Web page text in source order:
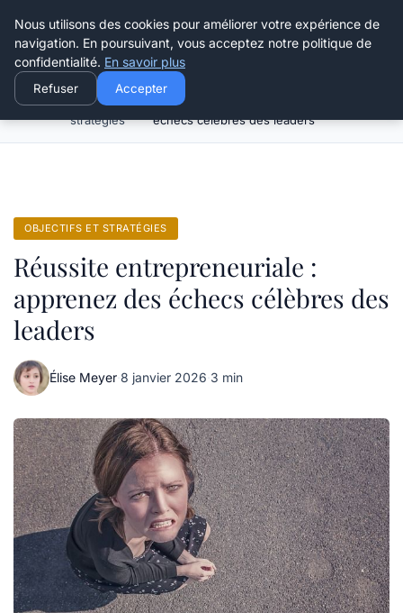
Henry Panky
Objectifs et
stratégies
Réussite entrepreneuriale : apprenez des
échecs célèbres des leaders
OBJECTIFS ET STRATÉGIES
Réussite entrepreneuriale :
apprenez des échecs célèbres des
leaders
Élise Meyer·8 janvier 2026·3 min
Nous utilisons des cookies pour améliorer votre expérience de
navigation. En poursuivant, vous acceptez notre politique de
confidentialité. En savoir plus
Refuser Accepter